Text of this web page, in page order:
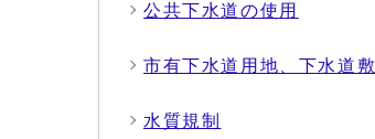
公共下水道の使用
市有下水道用地、下水道敷
水質規制